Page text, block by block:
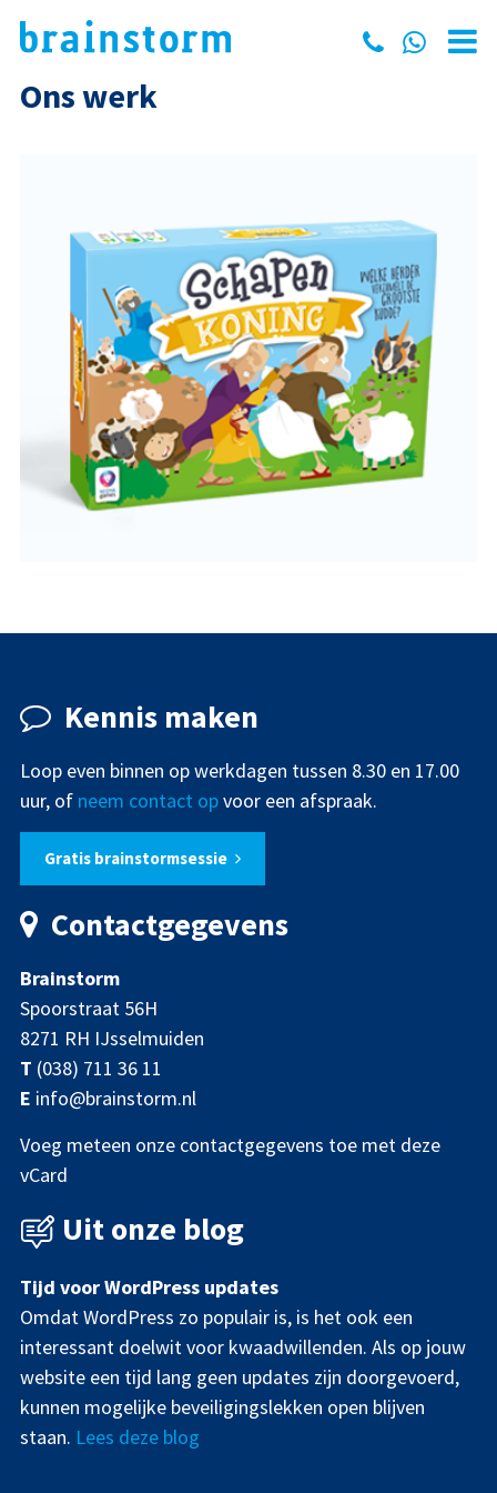
Ons werk
Kennis maken
Loop even binnen op werkdagen tussen 8.30 en 17.00
uur, of neem contact opvoor een afspraak.
Gratis brainstormsessie
Contactgegevens
Brainstorm
Spoorstraat 56H
8271 RH IJsselmuiden
T (038) 711 36 11
E info@brainstorm.nl
Voeg meteen onze contactgegevens toe met deze
vCard
Uit onze blog
Tijd voor WordPress updates
Omdat WordPress zo populair is, is het ook een
interessant doelwit voor kwaadwillenden. Als op jouw
website een tijd lang geen updates zijn doorgevoerd,
kunnen mogelijke beveiligingslekken open blijven
staan. Lees deze blog